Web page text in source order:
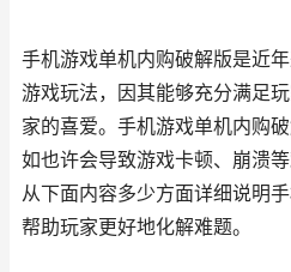
手机游戏单机内购破解版是近
游戏玩法，因其能够充分满足
家的喜爱。手机游戏单机内购
如也许会导致游戏卡顿、崩溃
从下面内容多少方面详细说明
帮助玩家更好地化解难题。